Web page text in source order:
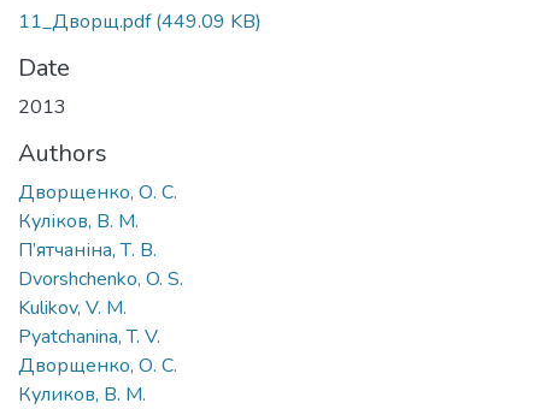
11_Дворщ.pdf(449.09 KB)
Date
2013
Authors
Дворщенко, О. С.
Куліков, В. М.
П’ятчаніна, Т. В.
Dvorshchenko, O. S.
Kulikov, V. M.
Pyatchanina, T. V.
Дворщенко, О. С.
Куликов, В. М.